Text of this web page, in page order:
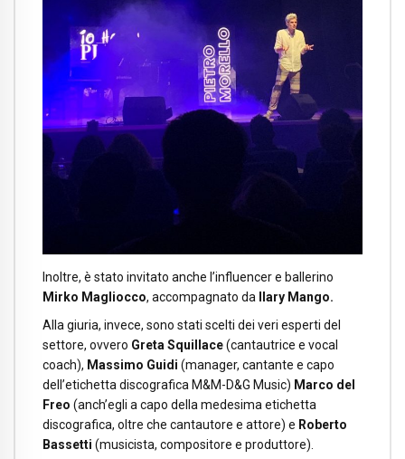
Inoltre, è stato invitato anche l’influencer e ballerino
Mirko Magliocco, accompagnato da
Ilary Mango.
Alla giuria, invece, sono stati scelti dei veri esperti del
settore, ovvero Greta Squillace(cantautrice e vocal
coach), Massimo Guidi (manager, cantante e capo
dell’etichetta discografica M&M-D&G Music) Marco del
Freo (anch’egli a capo della medesima etichetta
discografica, oltre che cantautore e attore) e Roberto
Bassetti (musicista, compositore e produttore).